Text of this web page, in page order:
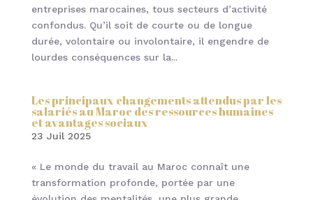
entreprises marocaines, tous secteurs d’activité
confondus. Qu’il soit de courte ou de longue
durée, volontaire ou involontaire, il engendre de
lourdes conséquences sur la...
Les principaux changements attendus par les
salariés au Maroc des ressources humaines
et avantages sociaux
23 Juil 2025
« Le monde du travail au Maroc connaît une
transformation profonde, portée par une